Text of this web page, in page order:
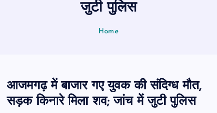
जुटी पुलिस
Home
आजमगढ़ में बाजार गए युवक की संदिग्ध मौत,
सड़क किनारे मिला शव; जांच में जुटी पुलिस